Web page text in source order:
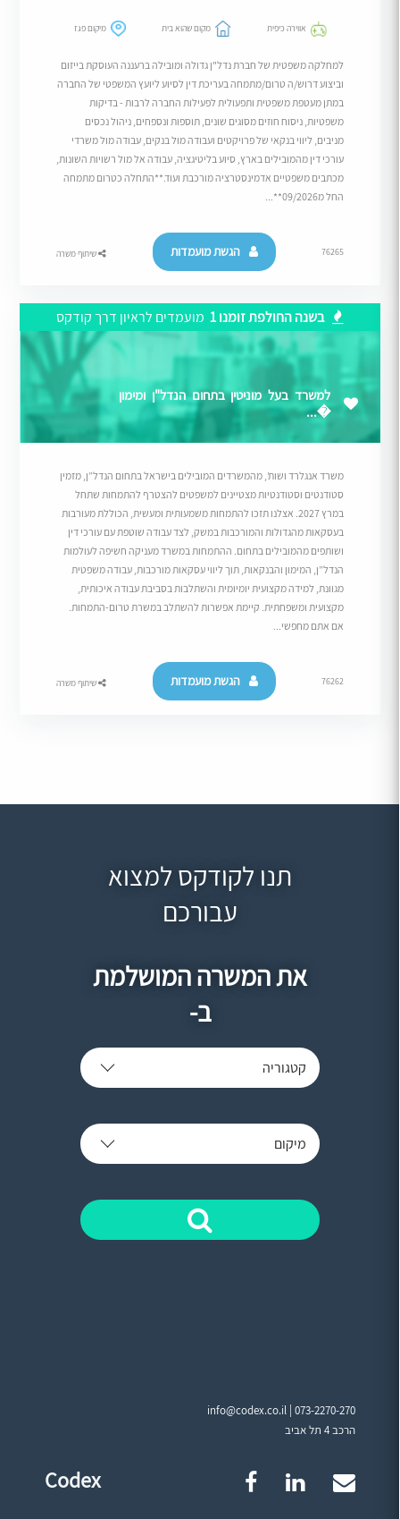
אווירה כיפית מקום שהוא בית מיקום פגז
למחלקה משפטית של חברת נדל"ן גדולה ומובילה ברעננה העוסקת בייזום
וביצוע דרוש/ה טרום/מתמחה בעריכת דין לסיוע ליועץ המשפטי של החברה
במתן מעטפת משפטית ותפעולית לפעילות החברה לרבות - בדיקות
משפטיות, ניסוח חוזים מסוגים שונים, תוספות ונספחים, ניהול נכסים
מניבים, ליווי בנקאי של פרויקטים ועבודה מול בנקים, עבודה מול משרדי
עורכי דין מהמובילים בארץ, סיוע בליטיגציה, עבודה אל מול רשויות השונות,
מכתבים משפטיים אדמינסטרציה מורכבת ועוד.**התחלה כטרום מתמחה
החל מ09/2026**...
76265 הגשת מועמדות שיתוף משרה
בשנה החולפת זומנו 1 מועמדים לראיון דרך קודקס
למשרד בעל מוניטין בתחום הנדל"ן ומימון
�...
משרד אנגלרד ושות’, מהמשרדים המובילים בישראל בתחום הנדל”ן, מזמין
סטודנטים וסטודנטיות מצטיינים למשפטים להצטרף להתמחות שתחל
במרץ 2027. אצלנו תזכו להתמחות משמעותית ומעשית, הכוללת מעורבות
בעסקאות מהגדולות והמורכבות במשק, לצד עבודה שוטפת עם עורכי דין
ושותפים מהמובילים בתחום. ההתמחות במשרד מעניקה חשיפה לעולמות
הנדל”ן, המימון והבנקאות, תוך ליווי עסקאות מורכבות, עבודה משפטית
מגוונת, למידה מקצועית יומיומית והשתלבות בסביבת עבודה איכותית,
מקצועית ומשפחתית. קיימת אפשרות להשתלב במשרת טרום-התמחות.
אם אתם מחפשי...
76262 הגשת מועמדות שיתוף משרה
תנו לקודקס למצוא
עבורכם
את המשרה המושלמת
ב-
קטגוריה
מיקום
info@codex.co.il |073-2270-270
הרכב 4 תל אביב
Codex